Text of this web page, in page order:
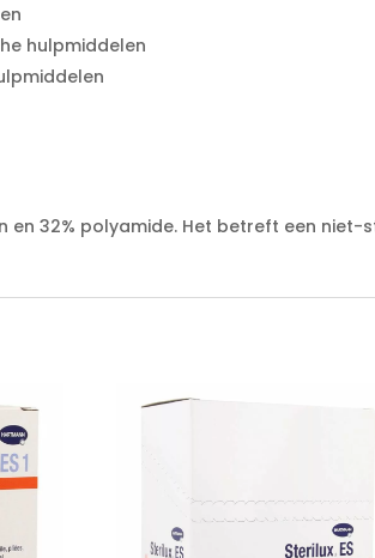
hulpmiddelen
32% polyamide. Het betreft een